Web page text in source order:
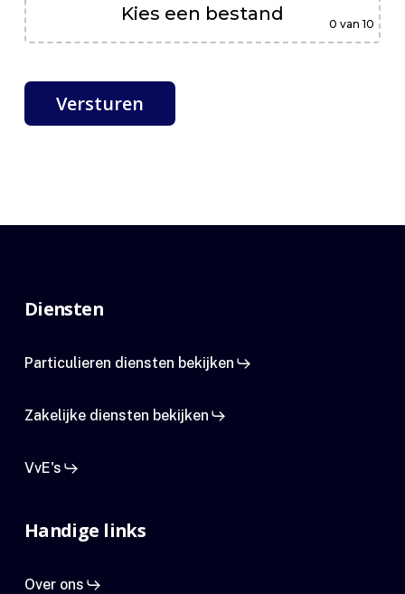
Kies een bestand
0 van 10
Diensten
Particulieren diensten bekijken
Zakelijke diensten bekijken
VvE's
Handige links
Over ons